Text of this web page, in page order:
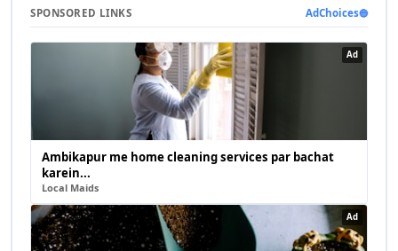
SPONSORED LINKS AdChoices🔵
Ad
Ambikapur me home cleaning services par bachat
karein...
Local Maids
Ad